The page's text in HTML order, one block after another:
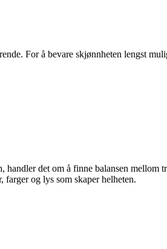
For å bevare skjønnheten lengst
det om å finne balansen mellom
og lys som skaper helheten.